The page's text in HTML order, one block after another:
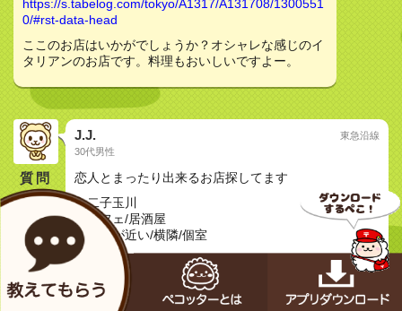
https://s.tabelog.com/tokyo/A1317/A131708/1300551
0/#rst-data-head
ここのお店はいかがでしょうか？オシャレな感じのイ
タリアンのお店です。料理もおいしいですよー。
質問
J.J.
30代男性
東急沿線
恋人とまったり出来るお店探してます
・二子玉川
・カフェ/居酒屋
・距離が近い/横隣/個室
・静か
・ムード良し
よろしくお願いします